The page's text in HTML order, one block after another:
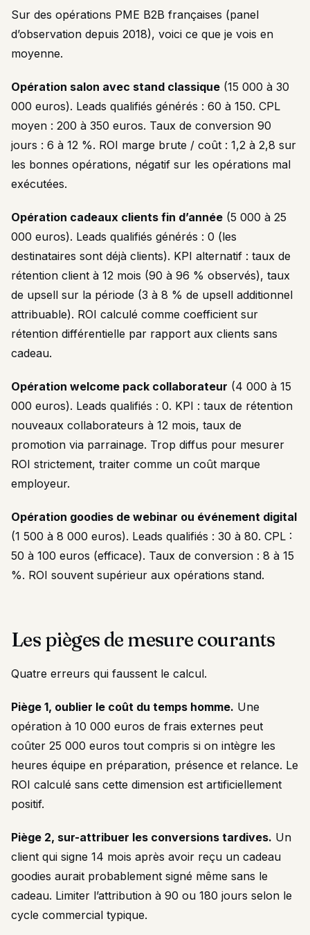
Sur des opérations PME B2B françaises (panel
d’observation depuis 2018), voici ce que je vois en
moyenne.
Opération salon avec stand classique (15 000 à 30
000 euros). Leads qualifiés générés : 60 à 150. CPL
moyen : 200 à 350 euros. Taux de conversion 90
jours : 6 à 12 %. ROI marge brute / coût : 1,2 à 2,8 sur
les bonnes opérations, négatif sur les opérations mal
exécutées.
Opération cadeaux clients fin d’année (5 000 à 25
000 euros). Leads qualifiés générés : 0 (les
destinataires sont déjà clients). KPI alternatif : taux de
rétention client à 12 mois (90 à 96 % observés), taux
de upsell sur la période (3 à 8 % de upsell additionnel
attribuable). ROI calculé comme coefficient sur
rétention différentielle par rapport aux clients sans
cadeau.
Opération welcome pack collaborateur (4 000 à 15
000 euros). Leads qualifiés : 0. KPI : taux de rétention
nouveaux collaborateurs à 12 mois, taux de
promotion via parrainage. Trop diffus pour mesurer
ROI strictement, traiter comme un coût marque
employeur.
Opération goodies de webinar ou événement digital
(1 500 à 8 000 euros). Leads qualifiés : 30 à 80. CPL :
50 à 100 euros (efficace). Taux de conversion : 8 à 15
%. ROI souvent supérieur aux opérations stand.
Les pièges de mesure courants
Quatre erreurs qui faussent le calcul.
Piège 1, oublier le coût du temps homme. Une
opération à 10 000 euros de frais externes peut
coûter 25 000 euros tout compris si on intègre les
heures équipe en préparation, présence et relance. Le
ROI calculé sans cette dimension est artificiellement
positif.
Piège 2, sur-attribuer les conversions tardives. Un
client qui signe 14 mois après avoir reçu un cadeau
goodies aurait probablement signé même sans le
cadeau. Limiter l’attribution à 90 ou 180 jours selon le
cycle commercial typique.